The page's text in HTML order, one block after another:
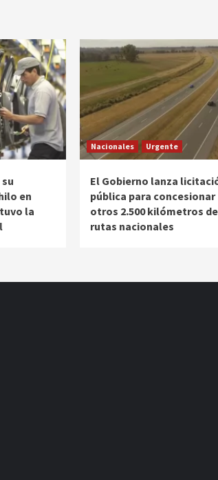
en
la
Nacionales Urgente
El Gobierno lanza
pública para concesionar
otros 2.500 kilómetros de
rutas nacionales